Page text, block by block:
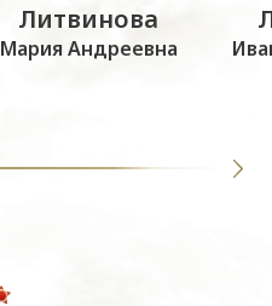
Литвинова
Мария Андреевна